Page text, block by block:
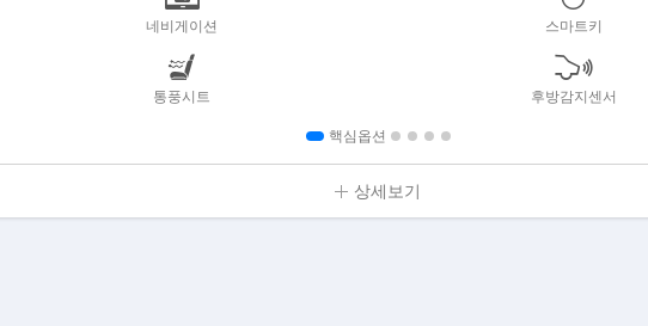
네비게이션 스마트키
통풍시트 후방감지센서
핵심옵션
상세보기